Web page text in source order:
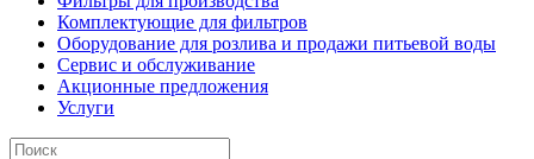
Комплектующие для фильтров
Оборудование для розлива и продажи питьевой воды
Сервис и обслуживание
Акционные предложения
Услуги